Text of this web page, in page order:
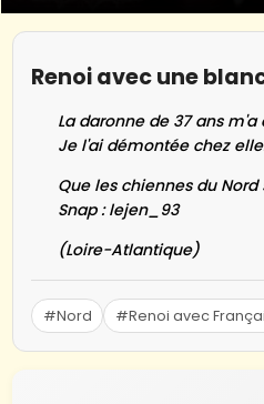
Renoi avec une
La daronne de 37 ans
Je l'ai démontée chez
Que les chiennes du
Snap : lejen_93
(Loire-Atlantique)
#Nord #Renoi avec